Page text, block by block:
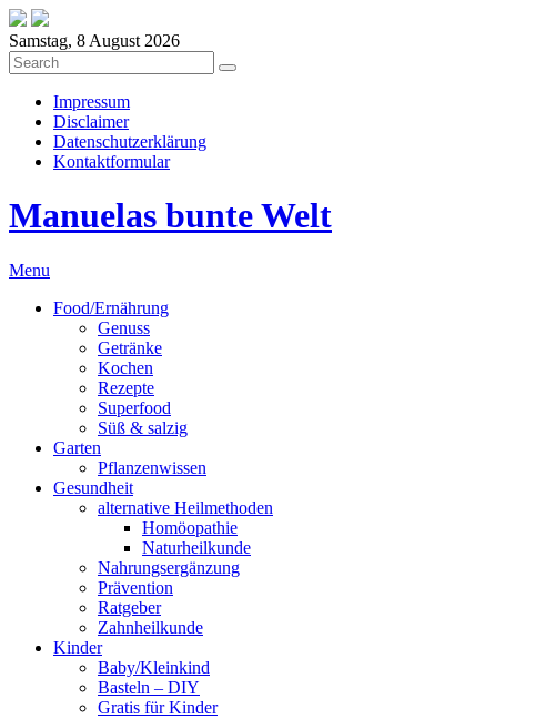
Samstag, 8 August 2026
Impressum
Disclaimer
Datenschutzerklärung
Kontaktformular
Manuelas bunte Welt
Menu
Food/Ernährung
Genuss
Getränke
Kochen
Rezepte
Superfood
Süß & salzig
Garten
Pflanzenwissen
Gesundheit
alternative Heilmethoden
Homöopathie
Naturheilkunde
Nahrungsergänzung
Prävention
Ratgeber
Zahnheilkunde
Kinder
Baby/Kleinkind
Basteln – DIY
Gratis für Kinder